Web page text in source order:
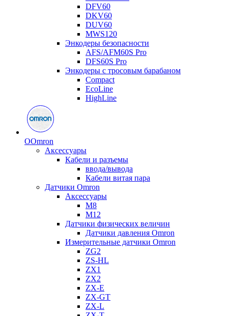
DFV60
DKV60
DUV60
MWS120
Энкодеры безопасности
AFS/AFM60S Pro
DFS60S Pro
Энкодеры с тросовым барабаном
Compact
EcoLine
HighLine
OOmron
Аксессуары
Кабели и разъемы
ввода/вывода
Кабели витая пара
Датчики Omron
Аксессуары
M8
M12
Датчики физических величин
Датчики давления Omron
Измерительные датчики Omron
ZG2
ZS-HL
ZX1
ZX2
ZX-E
ZX-GT
ZX-L